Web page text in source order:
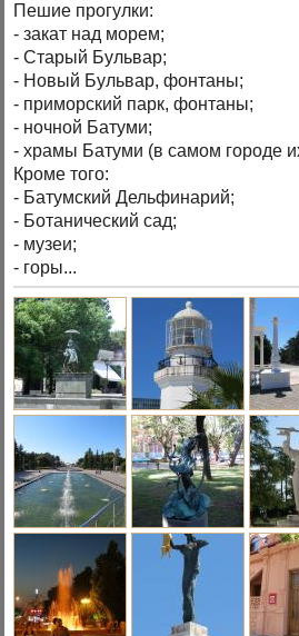
Пешие прогулки:
- закат над морем;
- Старый Бульвар;
- Новый Бульвар, фонтаны;
- приморский парк, фонтаны;
- ночной Батуми;
- храмы Батуми (в самом городе
Кроме того:
- Батумский Дельфинарий;
- Ботанический сад;
- музеи;
- горы...